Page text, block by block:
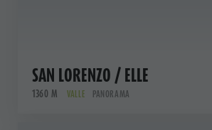
SAN LORENZO / ELLE
1360 M VALLE PANORAMA